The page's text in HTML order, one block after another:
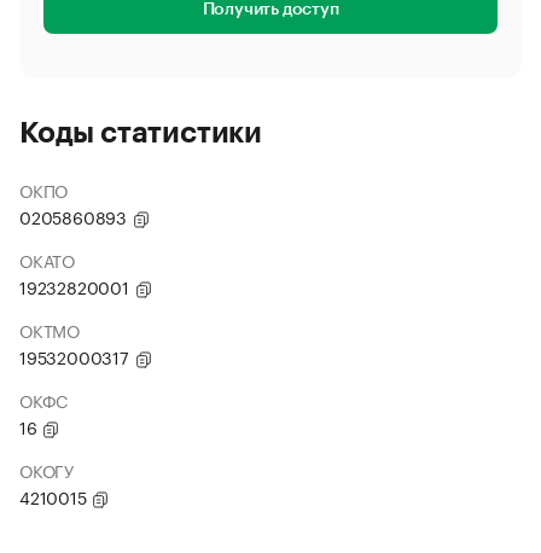
Получить доступ
Коды статистики
ОКПО
0205860893
ОКАТО
19232820001
ОКТМО
19532000317
ОКФС
16
ОКОГУ
4210015